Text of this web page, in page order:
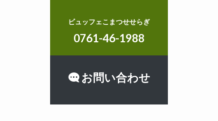
ビュッフェこまつせせらぎ
0761-46-1988
お問い合わせ